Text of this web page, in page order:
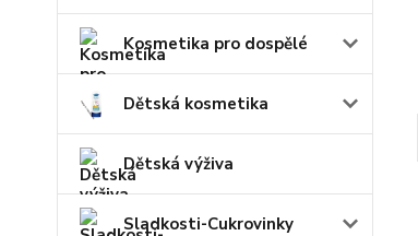
Kosmetika pro dospělé
Dětská kosmetika
Dětská výživa
Sladkosti-Cukrovinky